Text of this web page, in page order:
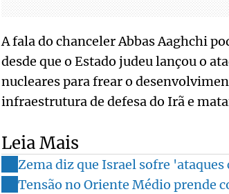
A fala do chanceler Abbas Aaghchi
desde que o Estado judeu lançou o
nucleares para frear o
infraestrutura de defesa do Irã e
Leia Mais
Zema diz que Israel sofre
Tensão no Oriente Médio prende